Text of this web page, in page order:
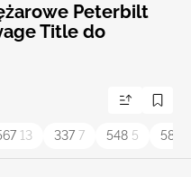
Peterbilt
Title do
13 337 7 548 5 587